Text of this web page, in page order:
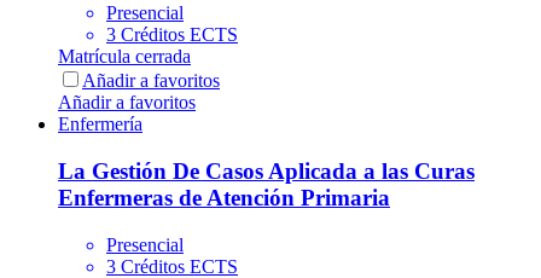
Presencial
3 Créditos ECTS
Matrícula cerrada
Añadir a favoritos
Añadir a favoritos
Enfermería
La Gestión De Casos Aplicada a las Curas
Enfermeras de Atención Primaria
Presencial
3 Créditos ECTS